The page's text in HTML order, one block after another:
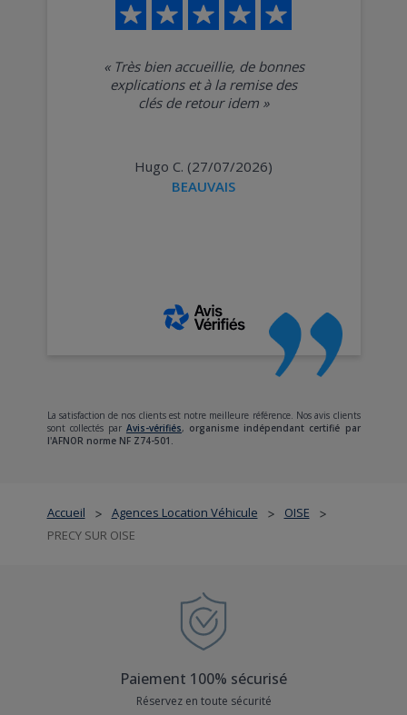
Accueil > Agences Location Véhicule > OISE >
PRECY SUR OISE
« Très bien accueillie, de bonnes
explications et à la remise des
clés de retour idem »
Hugo C. (27/07/2026)
BEAUVAIS
La satisfaction de nos clients est notre meilleure référence. Nos avis clients
sont collectés par Avis-vérifiés, organisme indépendant certifié par
l'AFNOR norme NF Z74-501.
Paiement 100% sécurisé
Réservez en toute sécurité